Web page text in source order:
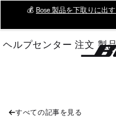
Main
💰 Bose 製品を下取りに出
ヘルプセンター 注文 製
すべての記事を見る